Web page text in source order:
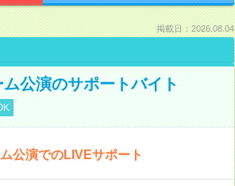
掲載日：2026.08.04
公演のサポートバイト
公演でのLIVEサポート